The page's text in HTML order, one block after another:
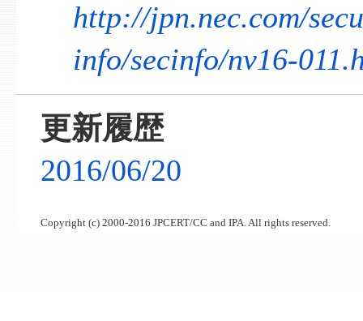
http://jpn.nec.com/
info/secinfo/nv16-
更新履歴
2016/06/20
Copyright (c) 2000-2016 JPCERT/CC and IPA. All rights reserved.